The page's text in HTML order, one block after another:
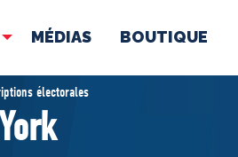
MÉDIAS BOUTIQUE
À PROPOS
électorales